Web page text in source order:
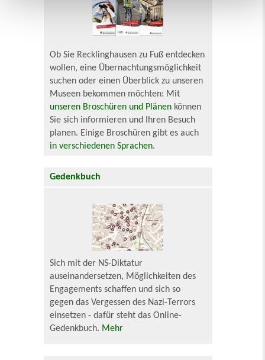
Ob Sie Recklinghausen zu Fuß entdecken
wollen, eine Übernachtungsmöglichkeit
suchen oder einen Überblick zu unseren
Museen bekommen möchten: Mit
unseren Broschüren und Plänen können
Sie sich informieren und Ihren Besuch
planen. Einige Broschüren gibt es auch
in verschiedenen Sprachen.
Gedenkbuch
Sich mit der NS-Diktatur
auseinandersetzen, Möglichkeiten des
Engagements schaffen und sich so
gegen das Vergessen des Nazi-Terrors
einsetzen - dafür steht das Online-
Gedenkbuch. Mehr